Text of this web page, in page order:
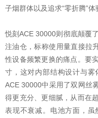
子烟群体以及追求“零折腾”体
悦刻ACE 30000则彻底颠覆
注油仓，标称使用量直接拉
性设备频繁更换的痛点。要
寸，这对内部结构设计与
ACE 30000中采用了双网丝
得更充分、更细腻，从而在
表现不衰减。电池方面，